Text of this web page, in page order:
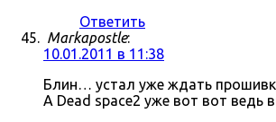
Ответить
Markapostle:
10.01.2011 в 11:38
Блин… устал уже ждать
А Dead space2 уже вот вот ведь